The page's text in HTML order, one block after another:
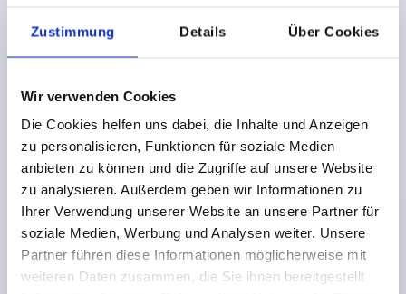
Zustimmung Details Über Cookies
Wir verwenden Cookies
Die Cookies helfen uns dabei, die Inhalte und Anzeigen
zu personalisieren, Funktionen für soziale Medien
anbieten zu können und die Zugriffe auf unsere Website
zu analysieren. Außerdem geben wir Informationen zu
Ihrer Verwendung unserer Website an unsere Partner für
soziale Medien, Werbung und Analysen weiter. Unsere
Partner führen diese Informationen möglicherweise mit
weiteren Daten zusammen, die Sie ihnen bereitgestellt
K0214
BÜGELGRIFF, A=55, L=67,5, D=M04, H=33, STAHL
HOCHGLANZVERCHROMT
BOHRUNGSABSTAND=55
BEFESTIGUNGSBOHRUNG=M4
LÄNGE=67,5
TRAGKRAFT N =1000
B=12,5